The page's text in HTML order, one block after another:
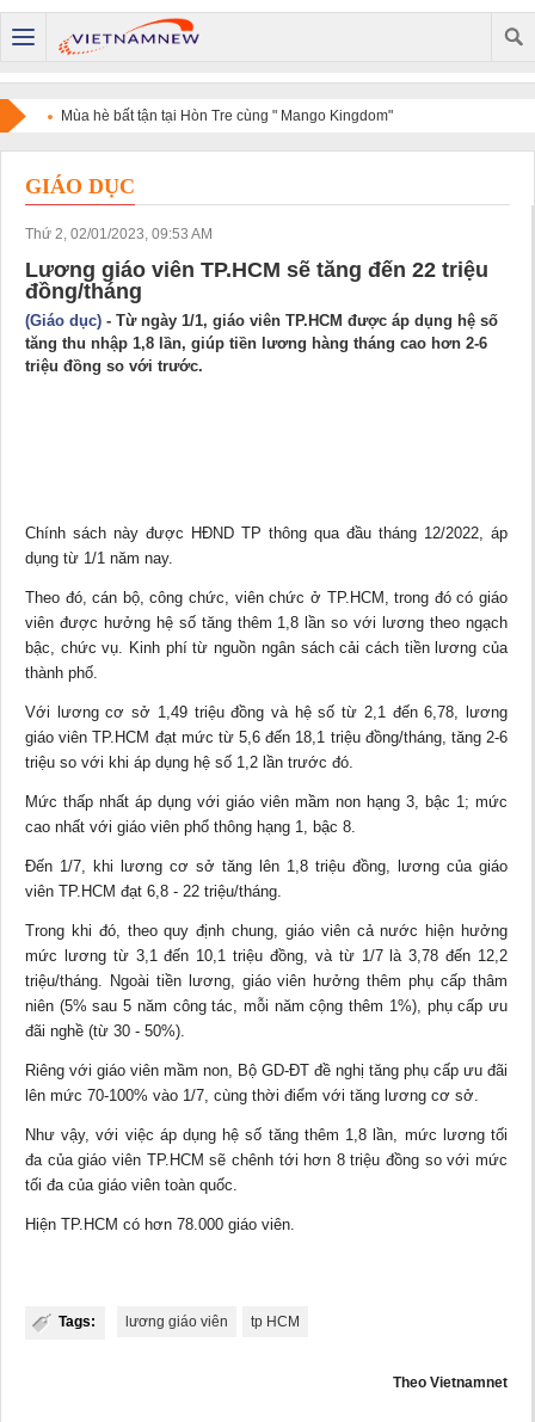
Mùa hè bất tận tại Hòn Tre cùng " Mango Kingdom"
GIÁO DỤC
Thứ 2, 02/01/2023, 09:53 AM
Lương giáo viên TP.HCM sẽ tăng đến 22 triệu
đồng/tháng
(Giáo dục) - Từ ngày 1/1, giáo viên TP.HCM được áp dụng hệ số
tăng thu nhập 1,8 lần, giúp tiền lương hàng tháng cao hơn 2-6
triệu đồng so với trước.
Chính sách này được HĐND TP thông qua đầu tháng 12/2022, áp
dụng từ 1/1 năm nay.
Theo đó, cán bộ, công chức, viên chức ở TP.HCM, trong đó có giáo
viên được hưởng hệ số tăng thêm 1,8 lần so với lương theo ngạch
bậc, chức vụ. Kinh phí từ nguồn ngân sách cải cách tiền lương của
thành phố.
Với lương cơ sở 1,49 triệu đồng và hệ số từ 2,1 đến 6,78, lương
giáo viên TP.HCM đạt mức từ 5,6 đến 18,1 triệu đồng/tháng, tăng 2-6
triệu so với khi áp dụng hệ số 1,2 lần trước đó.
Mức thấp nhất áp dụng với giáo viên mầm non hạng 3, bậc 1; mức
cao nhất với giáo viên phổ thông hạng 1, bậc 8.
Đến 1/7, khi lương cơ sở tăng lên 1,8 triệu đồng, lương của giáo
viên TP.HCM đạt 6,8 - 22 triệu/tháng.
Trong khi đó, theo quy định chung, giáo viên cả nước hiện hưởng
mức lương từ 3,1 đến 10,1 triệu đồng, và từ 1/7 là 3,78 đến 12,2
triệu/tháng. Ngoài tiền lương, giáo viên hưởng thêm phụ cấp thâm
niên (5% sau 5 năm công tác, mỗi năm cộng thêm 1%), phụ cấp ưu
đãi nghề (từ 30 - 50%).
Riêng với giáo viên mầm non, Bộ GD-ĐT đề nghị tăng phụ cấp ưu đãi
lên mức 70-100% vào 1/7, cùng thời điểm với tăng lương cơ sở.
Như vậy, với việc áp dụng hệ số tăng thêm 1,8 lần, mức lương tối
đa của giáo viên TP.HCM sẽ chênh tới hơn 8 triệu đồng so với mức
tối đa của giáo viên toàn quốc.
Hiện TP.HCM có hơn 78.000 giáo viên.
Tags: lương giáo viên tp HCM
Theo Vietnamnet